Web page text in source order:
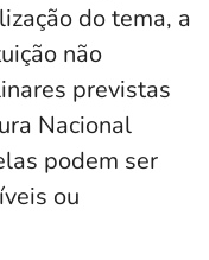
do tema, a
não
previstas
Nacional
podem ser
ou